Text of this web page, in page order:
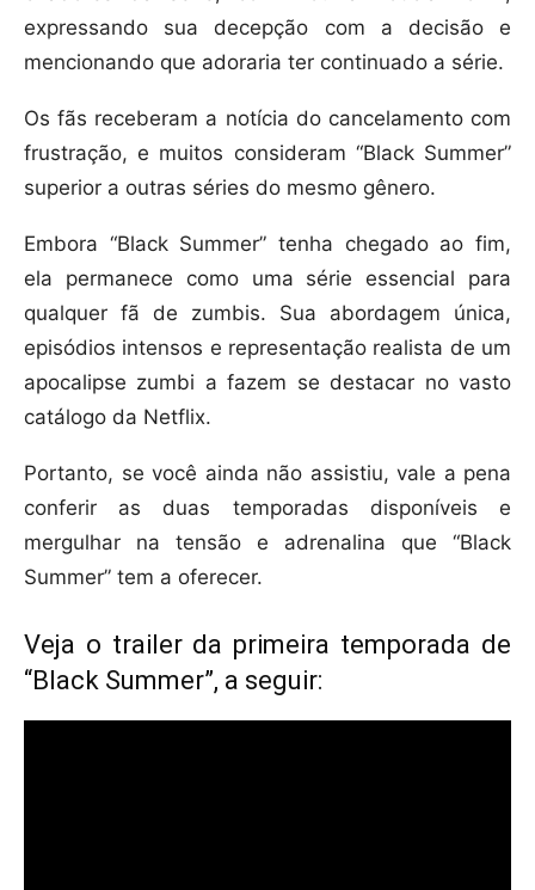
expressando sua decepção com a decisão e
mencionando que adoraria ter continuado a série.
Os fãs receberam a notícia do cancelamento com
frustração, e muitos consideram “Black Summer”
superior a outras séries do mesmo gênero.
Embora “Black Summer” tenha chegado ao fim,
ela permanece como uma série essencial para
qualquer fã de zumbis. Sua abordagem única,
episódios intensos e representação realista de um
apocalipse zumbi a fazem se destacar no vasto
catálogo da Netflix.
Portanto, se você ainda não assistiu, vale a pena
conferir as duas temporadas disponíveis e
mergulhar na tensão e adrenalina que “Black
Summer” tem a oferecer.
Veja o trailer da primeira temporada de
“Black Summer”, a seguir: